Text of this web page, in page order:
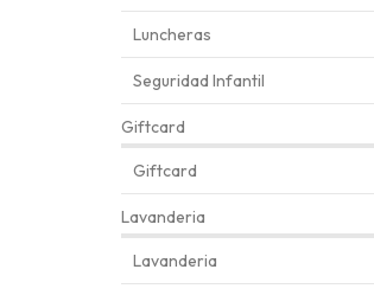
Luncheras
Seguridad Infantil
Giftcard
Giftcard
Lavanderia
Lavanderia